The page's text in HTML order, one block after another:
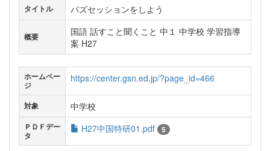
タイトル バズセッションをしよう
概要
国語 話すこと聞くこと 中１ 中学校 学習指導
案 H27
ホームペー
ジ
https://center.gsn.ed.jp/?page_id=466
対象 中学校
ＰＤＦデー
タ
H27中国特研01.pdf 5